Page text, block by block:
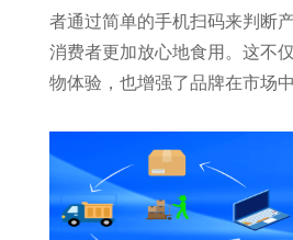
者通过简单的手机扫码来判断
消费者更加放心地食用。这不
物体验，也增强了品牌在市场中